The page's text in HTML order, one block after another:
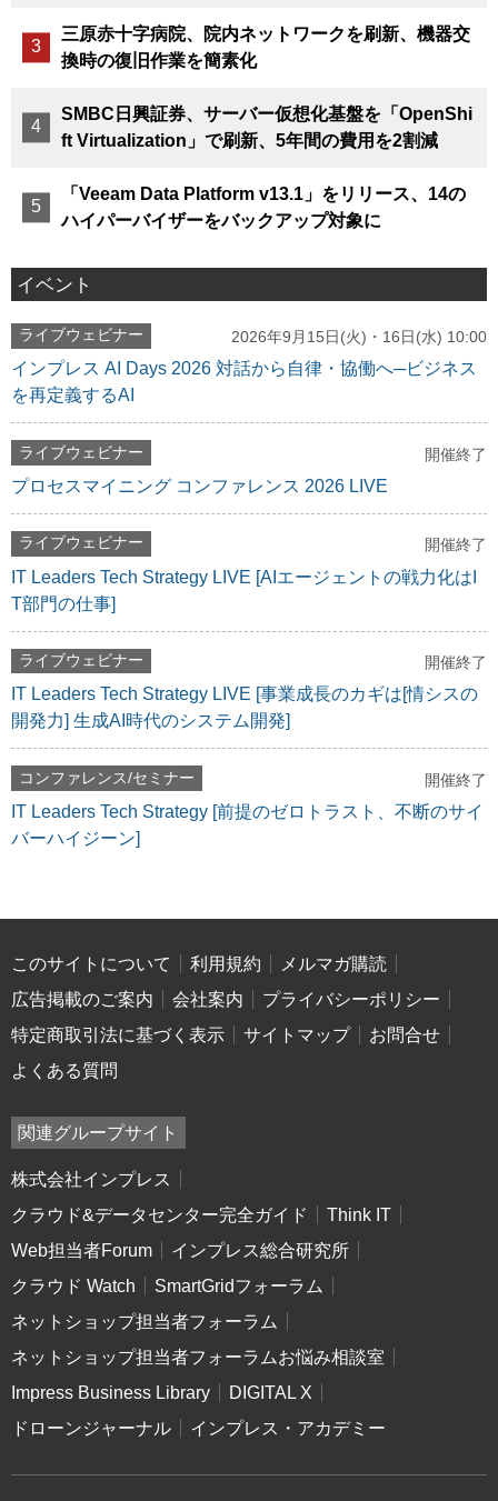
三原赤十字病院、院内ネットワークを刷新、機器交
換時の復旧作業を簡素化
SMBC日興証券、サーバー仮想化基盤を「OpenShi
ft Virtualization」で刷新、5年間の費用を2割減
「Veeam Data Platform v13.1」をリリース、14の
ハイパーバイザーをバックアップ対象に
イベント
ライブウェビナー 2026年9月15日(火)・16日(水) 10:00
インプレス AI Days 2026 対話から自律・協働へ─ビジネス
を再定義するAI
ライブウェビナー 開催終了
プロセスマイニング コンファレンス 2026 LIVE
ライブウェビナー 開催終了
IT Leaders Tech Strategy LIVE [AIエージェントの戦力化はI
T部門の仕事]
ライブウェビナー 開催終了
IT Leaders Tech Strategy LIVE [事業成長のカギは[情シスの
開発力] 生成AI時代のシステム開発]
コンファレンス/セミナー 開催終了
IT Leaders Tech Strategy [前提のゼロトラスト、不断のサイ
バーハイジーン]
このサイトについて 利用規約
メルマガ購読
広告掲載のご案内
会社案内
プライバシーポリシー
特定商取引法に基づく表示
サイトマップ
お問合せ
よくある質問
関連グループサイト
株式会社インプレス
クラウド&データセンター完全ガイド
Think IT
Web担当者Forum
インプレス総合研究所
クラウド Watch
SmartGridフォーラム
ネットショップ担当者フォーラム
ネットショップ担当者フォーラムお悩み相談室
Impress Business Library
DIGITAL X
ドローンジャーナル
インプレス・アカデミー